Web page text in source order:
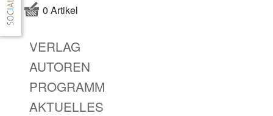
0 Artikel
VERLAG
AUTOREN
PROGRAMM
AKTUELLES